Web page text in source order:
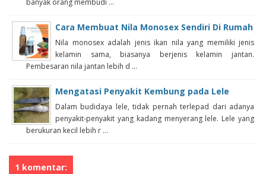
banyak orang membudi ...
Cara Membuat Nila Monosex Sendiri Di Rumah
Nila monosex adalah jenis ikan nila yang memiliki jenis
kelamin sama, biasanya berjenis kelamin jantan.
Pembesaran nila jantan lebih d ...
Mengatasi Penyakit Kembung pada Lele
Dalam budidaya lele, tidak pernah terlepad dari adanya
penyakit-penyakit yang kadang menyerang lele. Lele yang
berukuran kecil lebih r ...
1 komentar: